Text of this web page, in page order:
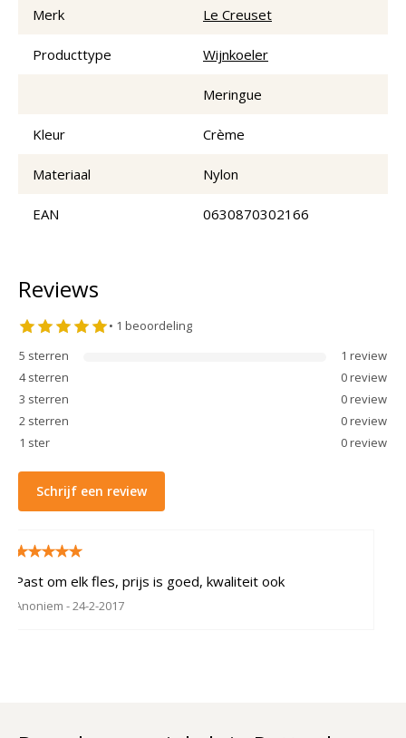
Merk Le Creuset
Producttype Wijnkoeler
Meringue
Kleur Crème
Materiaal Nylon
EAN 0630870302166
Reviews
• 1 beoordeling
5 sterren 1 review
4 sterren 0review
3 sterren 0review
2 sterren 0review
1 ster 0review
Schrijf een review
Past om elk fles, prijs is goed, kwaliteit ook
Anoniem - 24-2-2017